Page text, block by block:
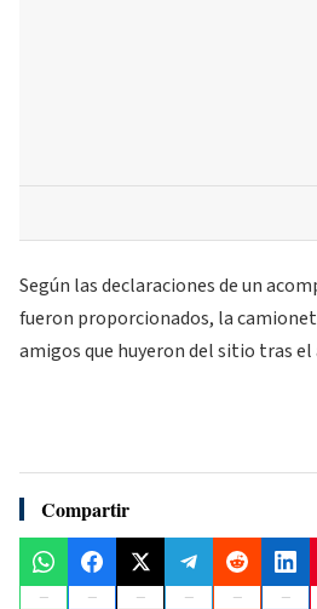
Según las declaraciones de un
fueron proporcionados, la
amigos que huyeron del sitio tras el
Compartir